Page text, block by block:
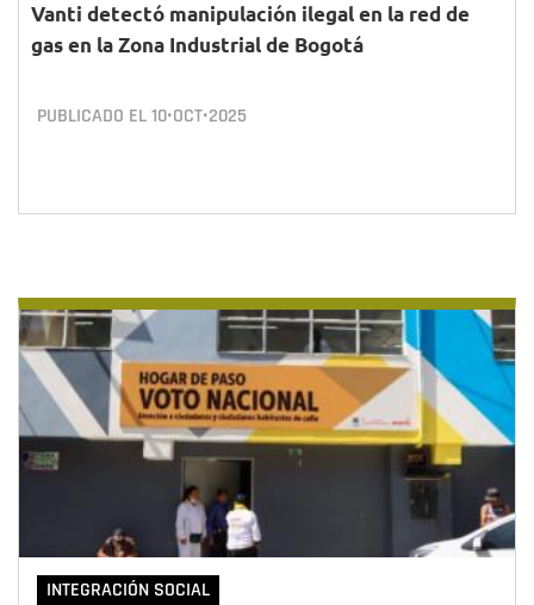
Vanti detectó manipulación ilegal en la red de
gas en la Zona Industrial de Bogotá
PUBLICADO EL10•OCT•2025
INTEGRACIÓN SOCIAL